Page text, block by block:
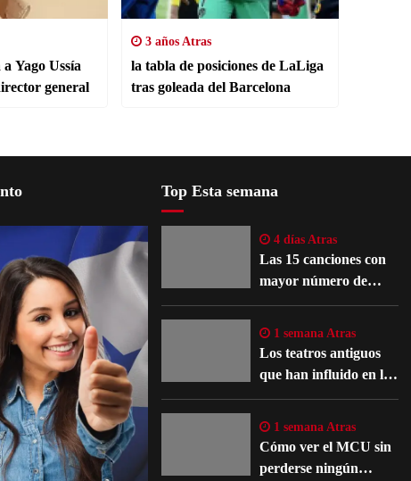
Yago Ussía
general
3 años Atras
la tabla de posiciones de LaLiga
tras goleada del Barcelona
Top Esta semana
4 días Atras
Las 15 canciones con
mayor número de
reinterpretaciones
1 semana Atras
Los teatros antiguos
que han influido en la
evolución del teatro
1 semana Atras
Cómo ver el MCU sin
perderse ningún